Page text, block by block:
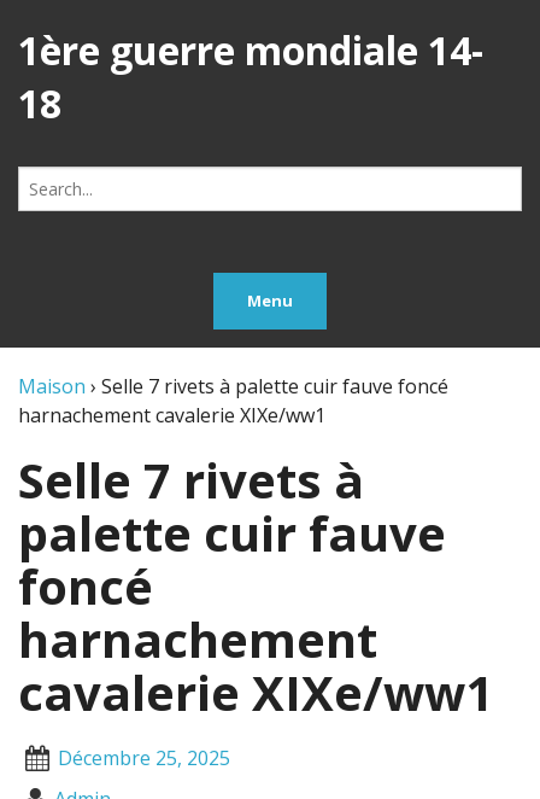
1ère guerre mondiale 14-
18
Search
for:
Menu
Maison › Selle 7 rivets à palette cuir fauve foncé
harnachement cavalerie XIXe/ww1
Selle 7 rivets à
palette cuir fauve
foncé
harnachement
cavalerie XIXe/ww1
Décembre 25, 2025